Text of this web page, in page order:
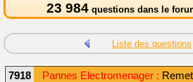
23 984 questions dans le
Liste des questions
7918 Pannes Electromenager :